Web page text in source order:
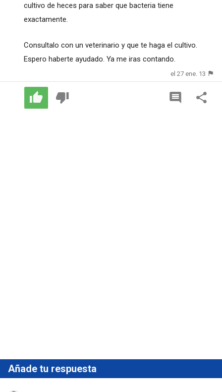
cultivo de heces para saber que bacteria tiene
exactamente.
Consultalo con un veterinario y que te haga el cultivo.
Espero haberte ayudado. Ya me iras contando.
el 27 ene. 13
Añade tu respuesta